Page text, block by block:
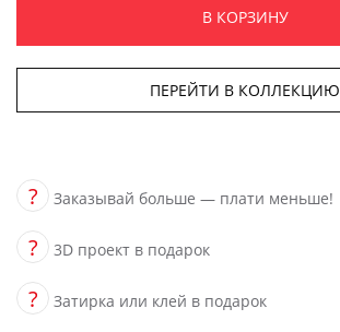
В КОРЗИНУ
ПЕРЕЙТИ В КОЛЛЕКЦИЮ
? Заказывай больше — плати меньше!
? 3D проект в подарок
? Затирка или клей в подарок